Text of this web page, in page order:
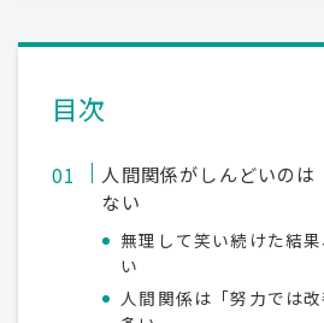
目次
人間関係がしんどいのは
ない
無理して笑い続けた結
い
人間関係は「努力では